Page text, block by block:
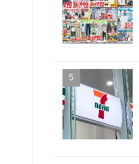
5